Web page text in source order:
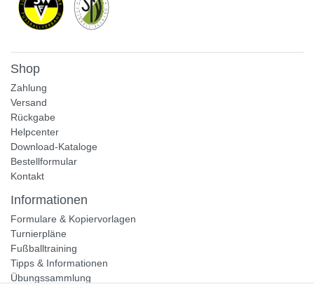
Shop
Zahlung
Versand
Rückgabe
Helpcenter
Download-Kataloge
Bestellformular
Kontakt
Informationen
Formulare & Kopiervorlagen
Turnierpläne
Fußballtraining
Tipps & Informationen
Übungssammlung